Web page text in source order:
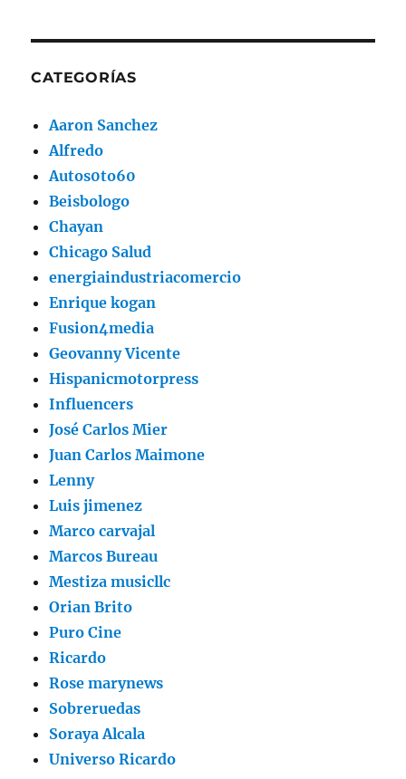
CATEGORÍAS
Aaron Sanchez
Alfredo
Autos0to60
Beisbologo
Chayan
Chicago Salud
energiaindustriacomercio
Enrique kogan
Fusion4media
Geovanny Vicente
Hispanicmotorpress
Influencers
José Carlos Mier
Juan Carlos Maimone
Lenny
Luis jimenez
Marco carvajal
Marcos Bureau
Mestiza musicllc
Orian Brito
Puro Cine
Ricardo
Rose marynews
Sobreruedas
Soraya Alcala
Universo Ricardo